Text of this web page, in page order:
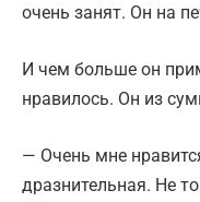
очень занят. Он на
И чем больше он
нравилось. Он из
— Очень мне
дразнительная. Не